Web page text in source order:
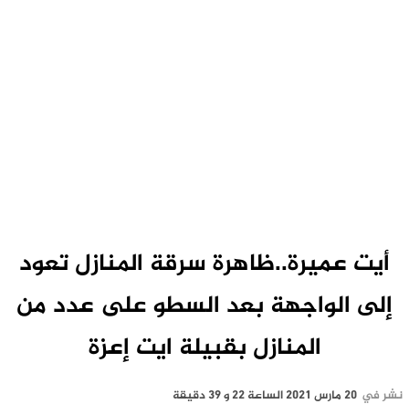
أيت عميرة..ظاهرة سرقة المنازل تعود
إلى الواجهة بعد السطو على عدد من
المنازل بقبيلة ايت إعزة
نشر في 20 مارس 2021 الساعة 22 و 39 دقيقة